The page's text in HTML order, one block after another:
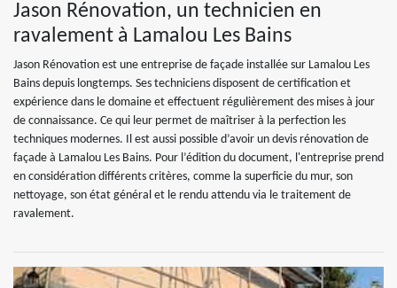
Jason Rénovation, un technicien en
ravalement à Lamalou Les Bains
Jason Rénovation est une entreprise de façade installée sur Lamalou Les
Bains depuis longtemps. Ses techniciens disposent de certification et
expérience dans le domaine et effectuent régulièrement des mises à jour
de connaissance. Ce qui leur permet de maîtriser à la perfection les
techniques modernes. Il est aussi possible d’avoir un devis rénovation de
façade à Lamalou Les Bains. Pour l’édition du document, l'entreprise prend
en considération différents critères, comme la superficie du mur, son
nettoyage, son état général et le rendu attendu via le traitement de
ravalement.